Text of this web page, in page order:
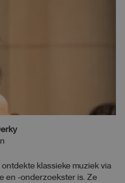
klassieke muziek via
en -onderzoekster is. Ze